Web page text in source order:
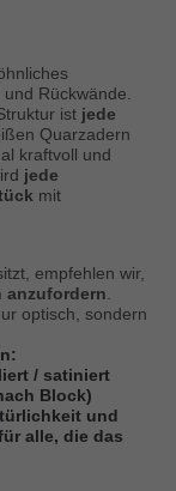
Rückwände.
ist jede
Quarzadern
kraftvoll und
jede
mit
empfehlen wir,
anzufordern.
optisch, sondern
/ satiniert
Block)
und
alle, die das